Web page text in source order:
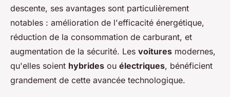
descente, ses avantages sont particulièrement
notables : amélioration de l'efficacité énergétique,
réduction de la consommation de carburant, et
augmentation de la sécurité. Les voitures modernes,
qu'elles soient hybrides ou électriques, bénéficient
grandement de cette avancée technologique.